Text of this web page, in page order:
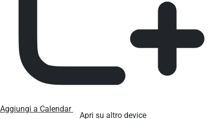
Aggiungi a Calendar
Apri su altro device